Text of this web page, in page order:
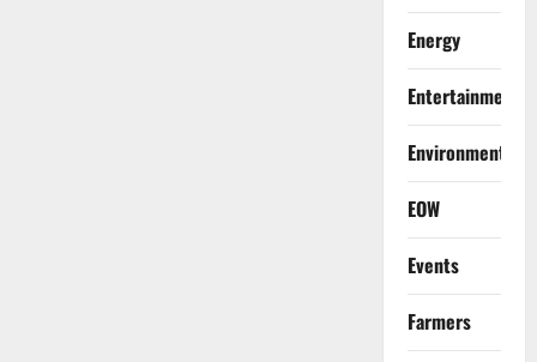
Energy
Entertainment
Environment
EOW
Events
Farmers